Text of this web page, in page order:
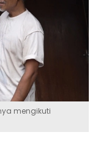
mengikuti